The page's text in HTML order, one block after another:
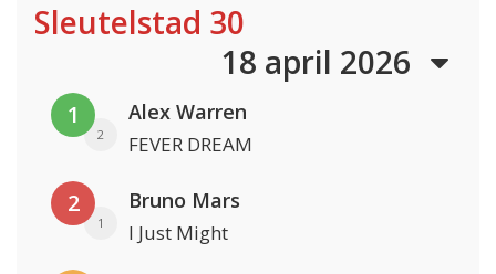
Sleutelstad 30
18 april 2026
1
2
Alex Warren
FEVER DREAM
2
1
Bruno Mars
I Just Might